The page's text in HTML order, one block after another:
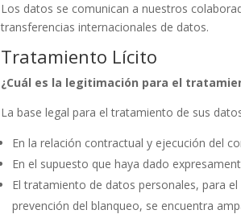
Los datos se comunican a nuestros
transferencias internacionales de datos.
Tratamiento Lícito
¿Cuál es la legitimación para el
La base legal para el tratamiento de sus
En la relación contractual y ejecución del
En el supuesto que haya dado
El tratamiento de datos personales, para
prevención del blanqueo, se encuentra